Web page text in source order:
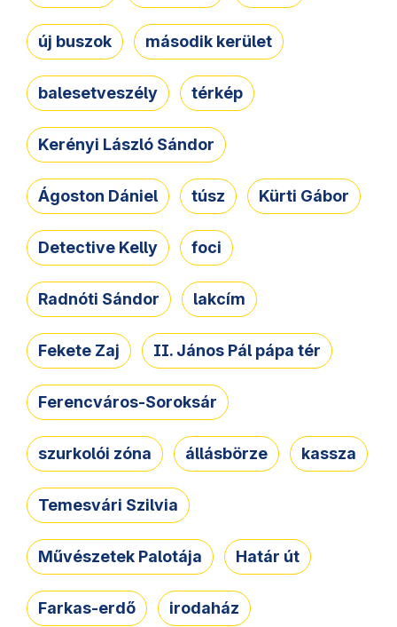
új buszok második kerület
balesetveszély térkép
Kerényi László Sándor
Ágoston Dániel túsz Kürti Gábor
Detective Kelly foci
Radnóti Sándor lakcím
Fekete Zaj II. János Pál pápa tér
Ferencváros-Soroksár
szurkolói zóna állásbörze kassza
Temesvári Szilvia
Művészetek Palotája Határ út
Farkas-erdő irodaház